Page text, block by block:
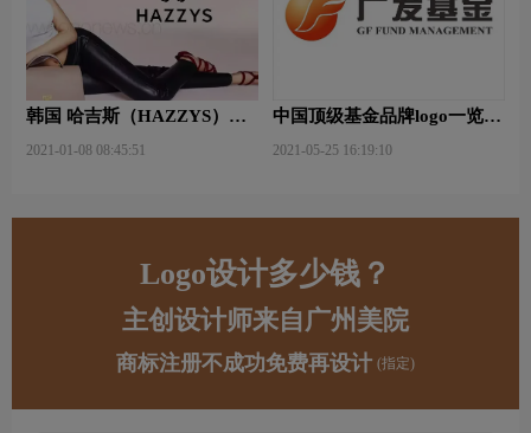
韩国 哈吉斯（HAZZYS）品
2021-01-08 08:45:51
中国顶级基金品牌logo一览：
2021-05-25 16:19:10
Logo设计多少钱？
主创设计师来自广州美院
商标注册不成功免费再设计 (指定)